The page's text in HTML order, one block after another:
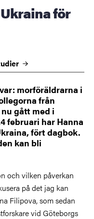
morföräldrarna i
från
gått med i
februari har Hanna
fört dagbok.
kan bli
och vilken påverkan
på det jag kan
Filipova, som sedan
vid Göteborgs